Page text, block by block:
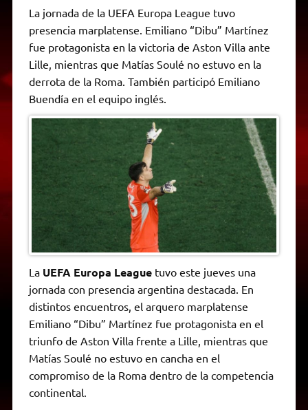
a
t
s
p
p
e
g
a
m
t
t
r
e
b
o
o
k
s
s
e
g
e
p
y
L
n
k
a
i
l
n
t
r
i
n
d
l
y
La jornada de la UEFA Europa League tuvo
presencia marplatense. Emiliano “Dibu” Martínez
fue protagonista en la victoria de Aston Villa ante
Lille, mientras que Matías Soulé no estuvo en la
derrota de la Roma. También participó Emiliano
Buendía en el equipo inglés.
La UEFA Europa Leaguetuvo este jueves una
jornada con presencia argentina destacada. En
distintos encuentros, el arquero marplatense
Emiliano “Dibu” Martínez fue protagonista en el
triunfo de Aston Villa frente a Lille, mientras que
Matías Soulé no estuvo en cancha en el
compromiso de la Roma dentro de la competencia
continental.